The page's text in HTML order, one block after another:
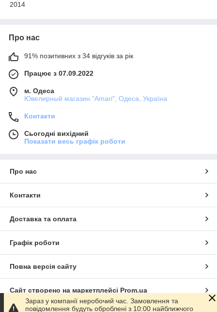
2014
Про нас
91% позитивних з 34 відгуків за рік
Працює з 07.09.2022
м. Одеса
Ювелирный магазин "Amari", Одеса, Україна
Контакти
Сьогодні вихідний
Показати весь графік роботи
Про нас
Контакти
Доставка та оплата
Графік роботи
Повна версія сайту
Сайт створено на маркетплейсі Prom.ua
Зараз у компанії неробочий час. Замовлення та
повідомлення будуть оброблені з 10:00 найближчого